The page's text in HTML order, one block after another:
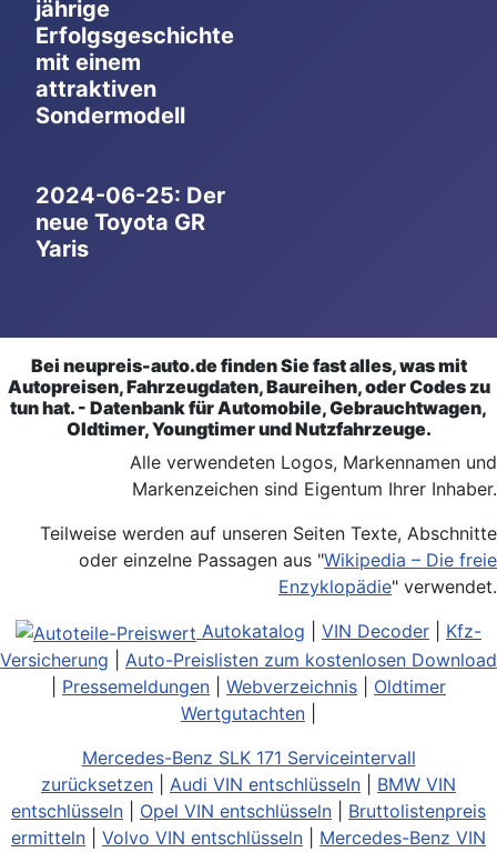
jährige
Erfolgsgeschichte
mit einem
attraktiven
Sondermodell
2024-06-25: Der
neue Toyota GR
Yaris
Bei neupreis-auto.de finden Sie fast alles, was mit
Autopreisen, Fahrzeugdaten, Baureihen, oder Codes zu
tun hat. - Datenbank für Automobile, Gebrauchtwagen,
Oldtimer, Youngtimer und Nutzfahrzeuge.
Alle verwendeten Logos, Markennamen und
Markenzeichen sind Eigentum Ihrer Inhaber.
Teilweise werden auf unseren Seiten Texte, Abschnitte
oder einzelne Passagen aus "Wikipedia – Die freie
Enzyklopädie" verwendet.
Autokatalog
VIN Decoder
Kfz-
Versicherung
Auto-Preislisten zum kostenlosen Download
Pressemeldungen Webverzeichnis
Oldtimer
Wertgutachten
Mercedes-Benz SLK 171 Serviceintervall
zurücksetzen
Audi VIN entschlüsseln
BMW VIN
entschlüsseln
Opel VIN entschlüsseln
Bruttolistenpreis
ermitteln
Volvo VIN entschlüsseln
Mercedes-Benz VIN